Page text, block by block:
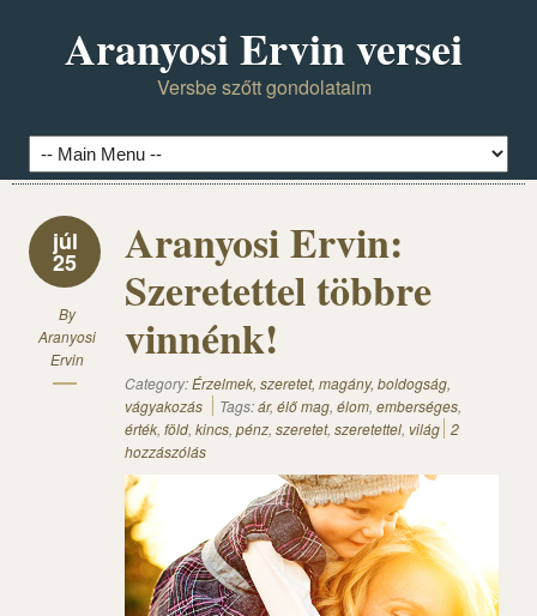
Aranyosi Ervin versei
Versbe szőtt gondolataim
júl
25
By
Aranyosi
Ervin
Aranyosi Ervin:
Szeretettel többre
vinnénk!
Category:Érzelmek, szeretet, magány, boldogság,
vágyakozás
Tags:ár, élő mag, élom, emberséges,
érték, föld, kincs, pénz, szeretet, szeretettel, világ 2
hozzászólás